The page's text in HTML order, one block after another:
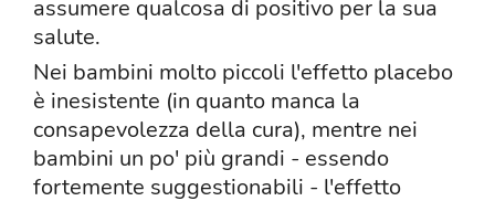
assumere qualcosa di positivo per la sua
salute.
Nei bambini molto piccoli l'effetto placebo
è inesistente (in quanto manca la
consapevolezza della cura), mentre nei
bambini un po' più grandi - essendo
fortemente suggestionabili - l'effetto